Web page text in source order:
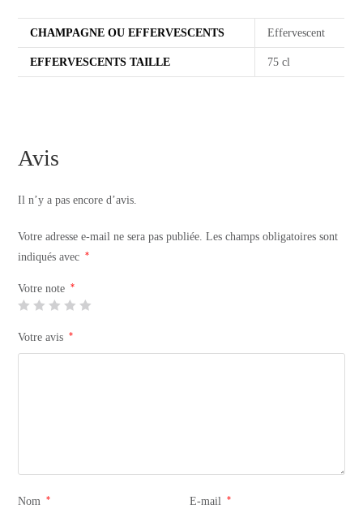
CHAMPAGNE OU EFFERVESCENTS Effervescent
EFFERVESCENTS TAILLE 75 cl
Avis
Il n’y a pas encore d’avis.
Votre adresse e-mail ne sera pas publiée. Les champs obligatoires sont
indiqués avec
*
Votre note *
Votre avis *
Nom * E-mail *